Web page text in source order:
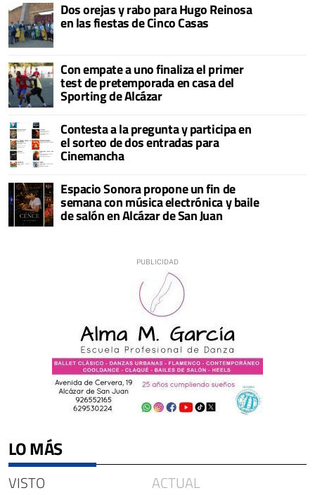
Dos orejas y rabo para Hugo Reinosa
en las fiestas de Cinco Casas
Con empate a uno finaliza el primer
test de pretemporada en casa del
Sporting de Alcázar
Contesta a la pregunta y participa en
el sorteo de dos entradas para
Cinemancha
Espacio Sonora propone un fin de
semana con música electrónica y baile
de salón en Alcázar de San Juan
LO MÁS
VISTO ACTUAL